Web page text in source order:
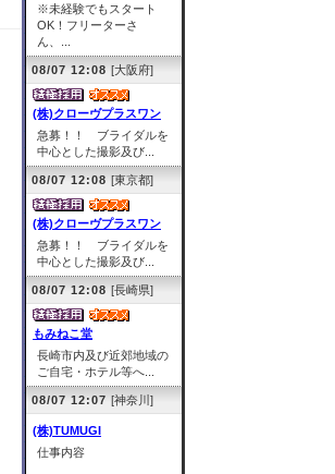
※未経験でもスタート
OK！フリーターさ
ん、...
08/07 12:08 [大阪府]
(株)クローヴプラスワン
急募！！ ブライダルを
中心とした撮影及び...
08/07 12:08 [東京都]
(株)クローヴプラスワン
急募！！ ブライダルを
中心とした撮影及び...
08/07 12:08 [長崎県]
もみねこ堂
長崎市内及び近郊地域の
ご自宅・ホテル等へ...
08/07 12:07 [神奈川]
(株)TUMUGI
仕事内容